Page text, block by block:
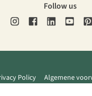
Follow us
Policy Algemene